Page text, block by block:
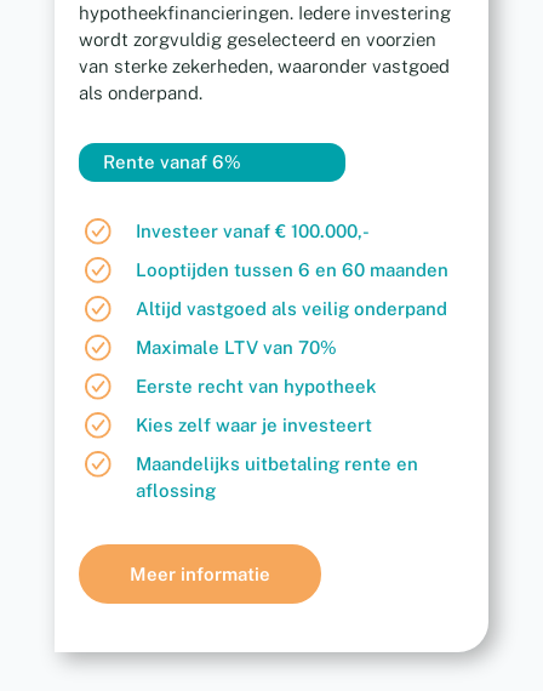
hypotheekfinancieringen. Iedere investering
wordt zorgvuldig geselecteerd en voorzien
van sterke zekerheden, waaronder vastgoed
als onderpand.
Rente vanaf 6%
Investeer vanaf € 100.000,-
Looptijden tussen 6 en 60 maanden
Altijd vastgoed als veilig onderpand
Maximale LTV van 70%
Eerste recht van hypotheek
Kies zelf waar je investeert
Maandelijks uitbetaling rente en
aflossing
Meer informatie